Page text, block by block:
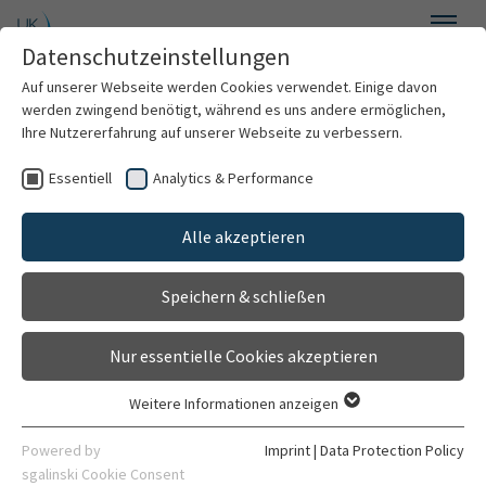
Skip to main content
Welcome
About us
Counseling & Therapy
Research
Institute for Psychosocial Prevention
Datenschutzeinstellungen
Auf unserer Webseite werden Cookies verwendet. Einige davon
werden zwingend benötigt, während es uns andere ermöglichen,
Ihre Nutzererfahrung auf unserer Webseite zu verbessern.
Essentiell Analytics & Performance
Alle akzeptieren
Speichern & schließen
Nur essentielle Cookies akzeptieren
Essentielle Cookies werden für grundlegende Funktionen der
Webseite benötigt. Dadurch ist gewährleistet, dass die
Weitere Informationen anzeigen
Powered by
sgalinski Cookie Consent
Imprint| Data Protection Policy